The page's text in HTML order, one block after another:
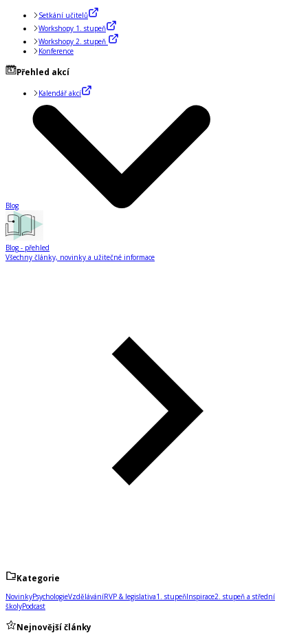
Setkání učitelů
Workshopy 1. stupeň
Workshopy 2. stupeň
Konference
Přehled akcí
Kalendář akcí
Blog
Blog - přehled
Všechny články, novinky a užitečné informace
Kategorie
NovinkyPsychologieVzděláváníRVP & legislativa1. stupeňInspirace2. stupeň a střední
školyPodcast
Nejnovější články